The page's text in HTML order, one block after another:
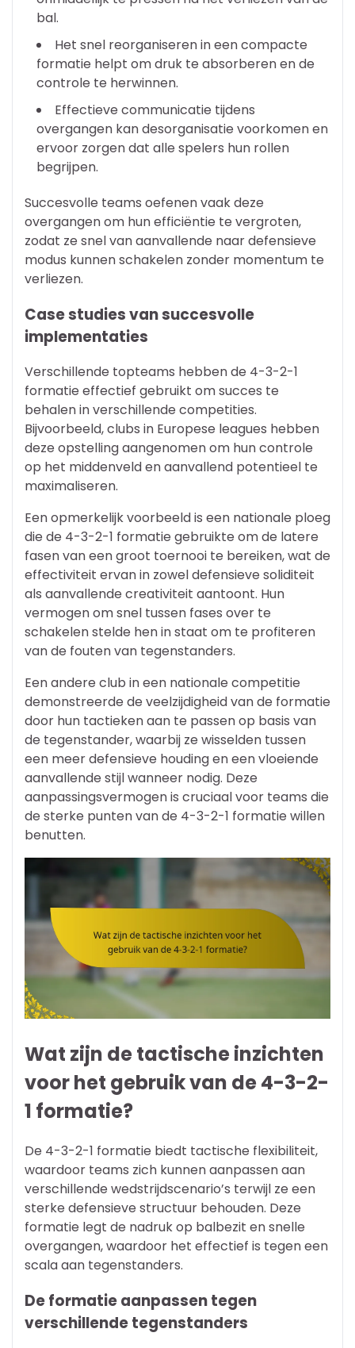
bal.
Het snel reorganiseren in een compacte
formatie helpt om druk te absorberen en de
controle te herwinnen.
Effectieve communicatie tijdens
overgangen kan desorganisatie voorkomen en
ervoor zorgen dat alle spelers hun rollen
begrijpen.
Succesvolle teams oefenen vaak deze
overgangen om hun efficiëntie te vergroten,
zodat ze snel van aanvallende naar defensieve
modus kunnen schakelen zonder momentum te
verliezen.
Case studies van succesvolle
implementaties
Verschillende topteams hebben de 4-3-2-1
formatie effectief gebruikt om succes te
behalen in verschillende competities.
Bijvoorbeeld, clubs in Europese leagues hebben
deze opstelling aangenomen om hun controle
op het middenveld en aanvallend potentieel te
maximaliseren.
Een opmerkelijk voorbeeld is een nationale ploeg
die de 4-3-2-1 formatie gebruikte om de latere
fasen van een groot toernooi te bereiken, wat de
effectiviteit ervan in zowel defensieve soliditeit
als aanvallende creativiteit aantoont. Hun
vermogen om snel tussen fases over te
schakelen stelde hen in staat om te profiteren
van de fouten van tegenstanders.
Een andere club in een nationale competitie
demonstreerde de veelzijdigheid van de formatie
door hun tactieken aan te passen op basis van
de tegenstander, waarbij ze wisselden tussen
een meer defensieve houding en een vloeiende
aanvallende stijl wanneer nodig. Deze
aanpassingsvermogen is cruciaal voor teams die
de sterke punten van de 4-3-2-1 formatie willen
benutten.
Wat zijn de tactische inzichten
voor het gebruik van de 4-3-2-
1 formatie?
De 4-3-2-1 formatie biedt tactische flexibiliteit,
waardoor teams zich kunnen aanpassen aan
verschillende wedstrijdscenario’s terwijl ze een
sterke defensieve structuur behouden. Deze
formatie legt de nadruk op balbezit en snelle
overgangen, waardoor het effectief is tegen een
scala aan tegenstanders.
De formatie aanpassen tegen
verschillende tegenstanders